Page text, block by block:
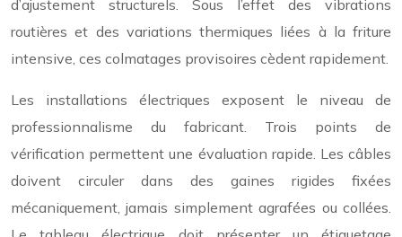
d’ajustement structurels. Sous l’effet des vibrations
routières et des variations thermiques liées à la friture
intensive, ces colmatages provisoires cèdent rapidement.
Les installations électriques exposent le niveau de
professionnalisme du fabricant. Trois points de
vérification permettent une évaluation rapide. Les câbles
doivent circuler dans des gaines rigides fixées
mécaniquement, jamais simplement agrafées ou collées.